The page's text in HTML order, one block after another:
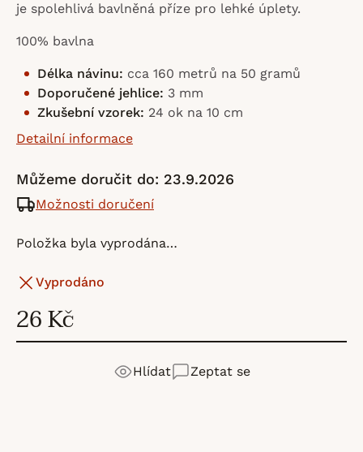
26 Kč
Vyprodáno
Můžeme doručit do: 23.9.2026
Možnosti doručení
Položka byla vyprodána…
je spolehlivá bavlněná příze pro lehké úplety.
100% bavlna
Délka návinu: cca 160 metrů na 50 gramů
Doporučené jehlice: 3 mm
Zkušební vzorek: 24 ok na 10 cm
Detailní informace
Zeptat se
Hlídat